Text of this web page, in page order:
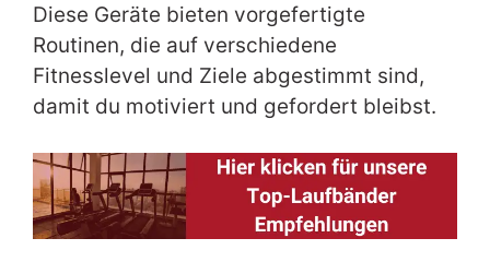
Diese Geräte bieten vorgefertigte
Routinen, die auf verschiedene
Fitnesslevel und Ziele abgestimmt sind,
damit du motiviert und gefordert bleibst.